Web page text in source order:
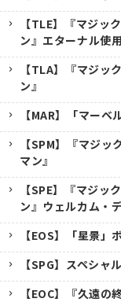
【TLE】『マジッ
ン』エターナル使
【TLA】『マジッ
ン』
【MAR】「マー
【SPM】『マジ
マン』
【SPE】『マジッ
ン』ウェルカム・
【EOS】「星景」
【SPG】スペシャ
【EOC】『久遠の